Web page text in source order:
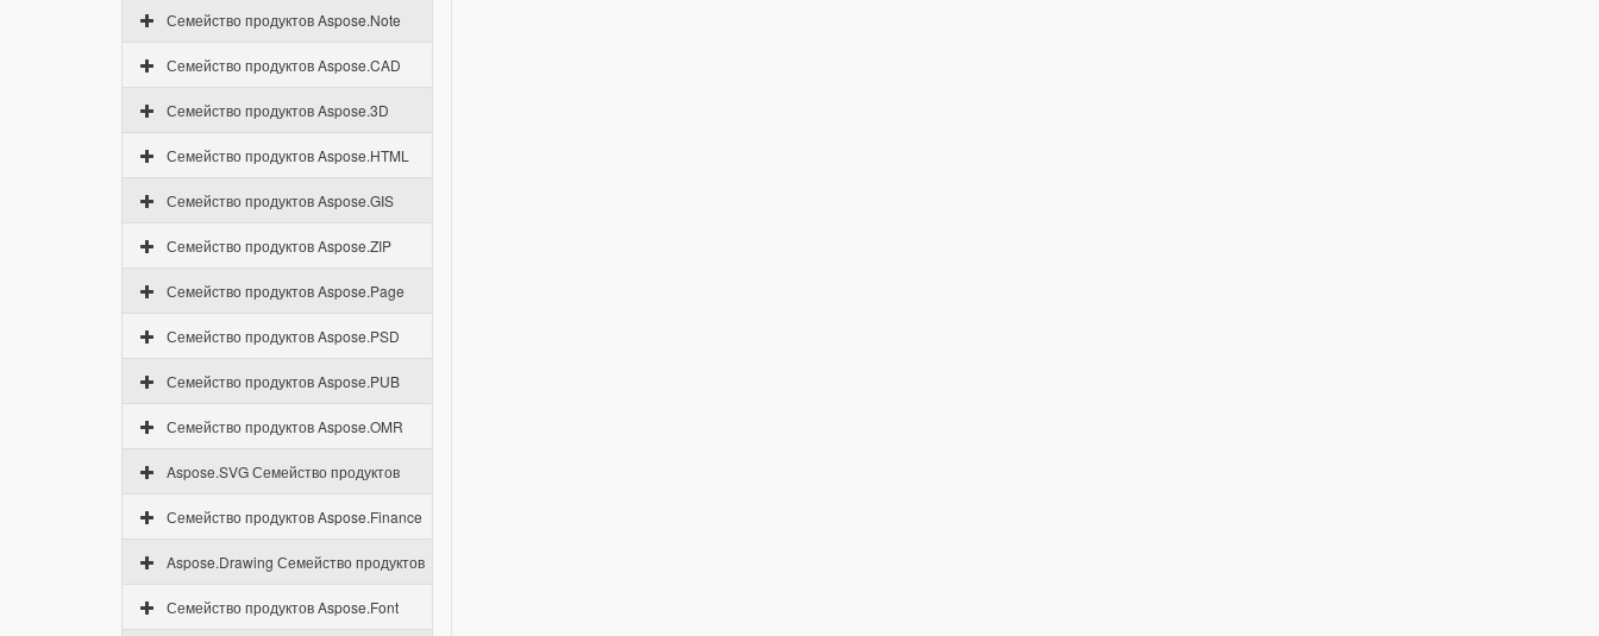
Семейство продуктов Aspose.Note
Семейство продуктов Aspose.CAD
Семейство продуктов Aspose.3D
Семейство продуктов Aspose.HTML
Семейство продуктов Aspose.GIS
Семейство продуктов Aspose.ZIP
Семейство продуктов Aspose.Page
Семейство продуктов Aspose.PSD
Семейство продуктов Aspose.PUB
Семейство продуктов Aspose.OMR
Aspose.SVG Семейство продуктов
Семейство продуктов Aspose.Finance
Aspose.Drawing Семейство продуктов
Семейство продуктов Aspose.Font